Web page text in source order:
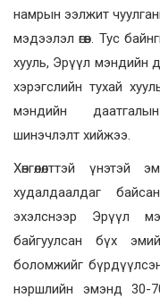
намрын ээлжит
мэдээлэл өгөв. Тус
хууль, Эрүүл мэндийн
хэрэгслийн тухай
мэндийн
шинэчлэлт хийжээ.
Хөнгөлөлттэй үнэтэй
худалдаалдаг
эхэлснээр Эрүүл
байгуулсан бүх
боломжийг
нэршлийн эмэнд 30-70